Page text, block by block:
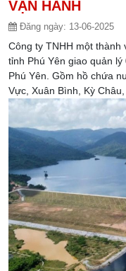
VẬN HÀNH
Đăng ngày: 13-06-2025
Công ty TNHH một
tỉnh Phú Yên giao quản
Phú Yên. Gồm hồ chứa
Vực, Xuân Bình, Kỳ Châu,